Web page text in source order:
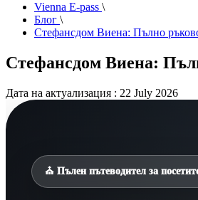
Vienna E-pass \
Блог \
Стефансдом Виена: Пълно
Стефансдом Виена:
Дата на актуализация : 22 July 2026
⛪ Пълен пътеводител за